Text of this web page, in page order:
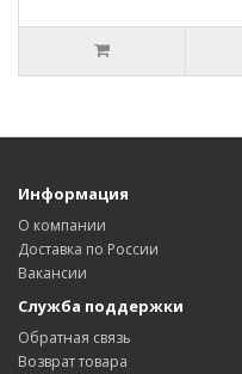
Информация
О компании
Доставка по России
Вакансии
Служба поддержки
Обратная связь
Возврат товара